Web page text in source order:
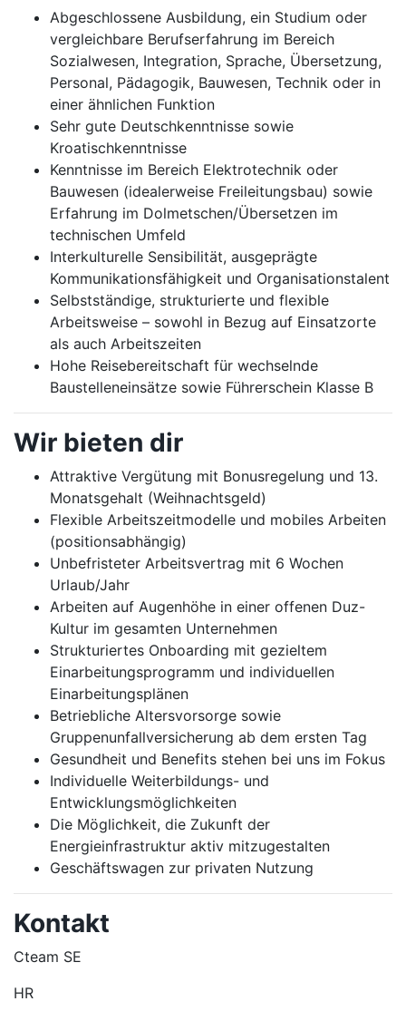
Abgeschlossene Ausbildung, ein Studium oder
vergleichbare Berufserfahrung im Bereich
Sozialwesen, Integration, Sprache, Übersetzung,
Personal, Pädagogik, Bauwesen, Technik oder in
einer ähnlichen Funktion
Sehr gute Deutschkenntnisse sowie
Kroatischkenntnisse
Kenntnisse im Bereich Elektrotechnik oder
Bauwesen (idealerweise Freileitungsbau) sowie
Erfahrung im Dolmetschen/Übersetzen im
technischen Umfeld
Interkulturelle Sensibilität, ausgeprägte
Kommunikationsfähigkeit und Organisationstalent
Selbstständige, strukturierte und flexible
Arbeitsweise – sowohl in Bezug auf Einsatzorte
als auch Arbeitszeiten
Hohe Reisebereitschaft für wechselnde
Baustelleneinsätze sowie Führerschein Klasse B
Wir bieten dir
Attraktive Vergütung mit Bonusregelung und 13.
Monatsgehalt (Weihnachtsgeld)
Flexible Arbeitszeitmodelle und mobiles Arbeiten
(positionsabhängig)
Unbefristeter Arbeitsvertrag mit 6 Wochen
Urlaub/Jahr
Arbeiten auf Augenhöhe in einer offenen Duz-
Kultur im gesamten Unternehmen
Strukturiertes Onboarding mit gezieltem
Einarbeitungsprogramm und individuellen
Einarbeitungsplänen
Betriebliche Altersvorsorge sowie
Gruppenunfallversicherung ab dem ersten Tag
Gesundheit und Benefits stehen bei uns im Fokus
Individuelle Weiterbildungs- und
Entwicklungsmöglichkeiten
Die Möglichkeit, die Zukunft der
Energieinfrastruktur aktiv mitzugestalten
Geschäftswagen zur privaten Nutzung
Kontakt
Cteam SE
HR